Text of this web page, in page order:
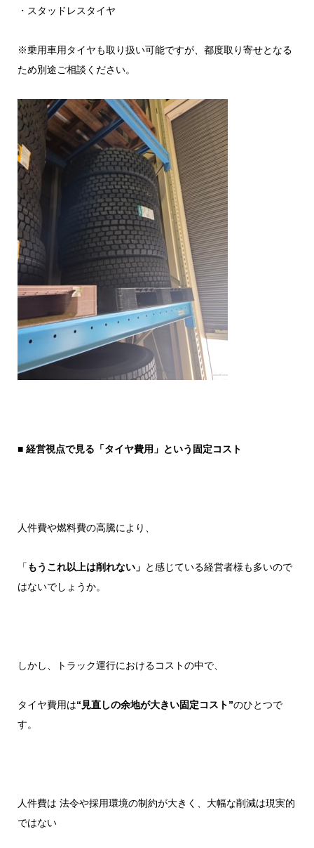
・スタッドレスタイヤ
※乗用車用タイヤも取り扱い可能ですが、都度取り寄せとなる
ため別途ご相談ください。
■ 経営視点で見る「タイヤ費用」という固定コスト
人件費や燃料費の高騰により、
「 もうこれ以上は削れない」 と感じている経営者様も多いので
はないでしょうか。
しかし、トラック運行におけるコストの中で、
タイヤ費用は“見直しの余地が大きい固定コスト”のひとつで
す。
人件費は 法令や採用環境の制約が大きく、大幅な削減は現実的
ではない